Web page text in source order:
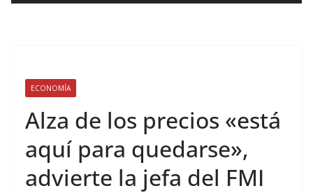
ECONOMÍA
Alza de los precios «está
aquí para quedarse»,
advierte la jefa del FMI